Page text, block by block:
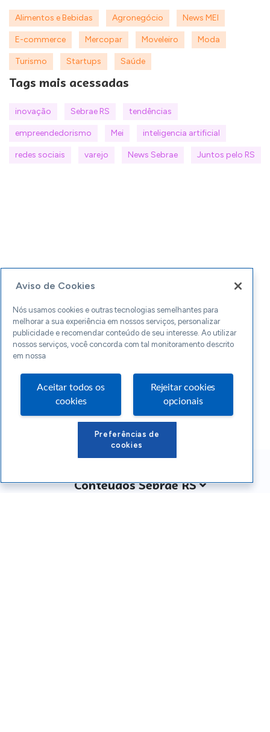
Alimentos e Bebidas Agronegócio News MEI
E-commerce Mercopar Moveleiro Moda
Turismo Startups Saúde
Tags mais acessadas
inovação Sebrae RS tendências
empreendedorismo Mei inteligencia artificial
redes sociais varejo News Sebrae Juntos pelo RS
Conteúdos Sebrae RS
Aviso de Cookies
Nós usamos cookies e outras tecnologias semelhantes para
melhorar a sua experiência em nossos serviços, personalizar
publicidade e recomendar conteúdo de seu interesse. Ao utilizar
nossos serviços, você concorda com tal monitoramento descrito
em nossa
Aceitar todos os
cookies
Rejeitar cookies
opcionais
Preferências de
cookies